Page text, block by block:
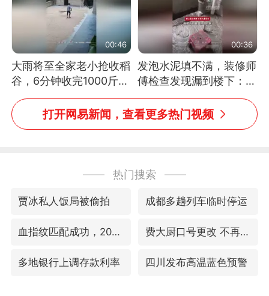
00:46
大雨将至全家老小抢收稻
谷，6分钟收完1000斤，
没有一个人掉链子
00:36
发泡水泥填不满，装修师
傅检查发现漏到楼下：出
风口未延伸到外墙
打开网易新闻，查看更多热门视频
热门搜索
贾冰私人饭局被偷拍 成都多趟列车临时停运
血指纹匹配成功，20年悬案告破！凶手被执行死刑 费大厨口号更改 不再宣传小炒肉大王
多地银行上调存款利率 四川发布高温蓝色预警